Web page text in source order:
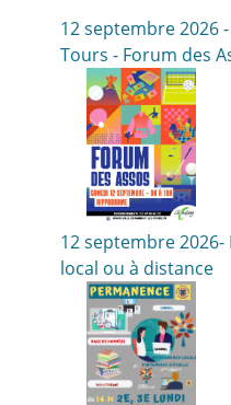
12 septembre 2026
Tours - Forum des
12 septembre
local ou à distance